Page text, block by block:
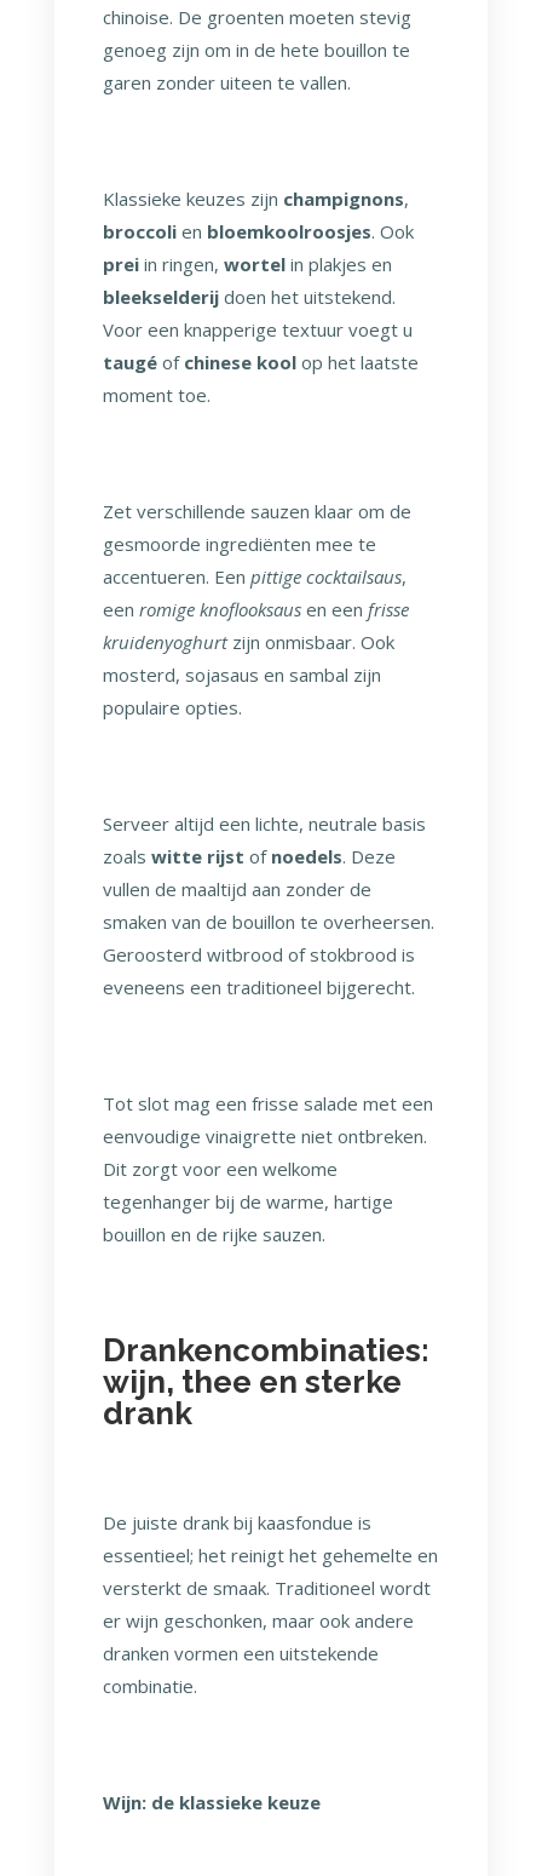
chinoise. De groenten moeten stevig
genoeg zijn om in de hete bouillon te
garen zonder uiteen te vallen.
Klassieke keuzes zijn champignons,
broccolien bloemkoolroosjes. Ook
preiin ringen, wortelin plakjes en
bleekselderijdoen het uitstekend.
Voor een knapperige textuur voegt u
taugéof chinese koolop het laatste
moment toe.
Zet verschillende sauzen klaar om de
gesmoorde ingrediënten mee te
accentueren. Een pittige cocktailsaus,
een romige knoflooksausen een frisse
kruidenyoghurtzijn onmisbaar. Ook
mosterd, sojasaus en sambal zijn
populaire opties.
Serveer altijd een lichte, neutrale basis
zoals witte rijst of noedels. Deze
vullen de maaltijd aan zonder de
smaken van de bouillon te overheersen.
Geroosterd witbrood of stokbrood is
eveneens een traditioneel bijgerecht.
Tot slot mag een frisse salade met een
eenvoudige vinaigrette niet ontbreken.
Dit zorgt voor een welkome
tegenhanger bij de warme, hartige
bouillon en de rijke sauzen.
Drankencombinaties:
wijn, thee en sterke
drank
De juiste drank bij kaasfondue is
essentieel; het reinigt het gehemelte en
versterkt de smaak. Traditioneel wordt
er wijn geschonken, maar ook andere
dranken vormen een uitstekende
combinatie.
Wijn: de klassieke keuze